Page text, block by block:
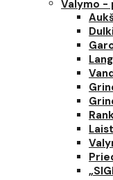
Valymo -